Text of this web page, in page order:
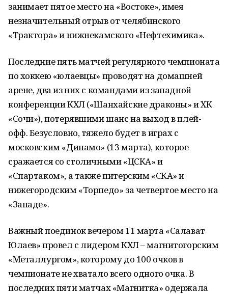
занимает пятое место на «Востоке», имея
незначительный отрыв от челябинского
«Трактора» и нижнекамского «Нефтехимика».
Последние пять матчей регулярного чемпионата
по хоккею «юлаевцы» проводят на домашней
арене, два из них с командами из западной
конференции КХЛ («Шанхайские драконы» и ХК
«Сочи»), потерявшими шанс на выход в плей-
офф. Безусловно, тяжело будет в играх с
московским «Динамо» (13 марта), которое
сражается со столичными «ЦСКА» и
«Спартаком», а также питерским «СКА» и
нижегородским «Торпедо» за четвертое место на
«Западе».
Важный поединок вечером 11 марта «Салават
Юлаев» провел с лидером КХЛ – магнитогорским
«Металлургом», которому до 100 очков в
чемпионате не хватало всего одного очка. В
последних пяти матчах «Магнитка» одержала